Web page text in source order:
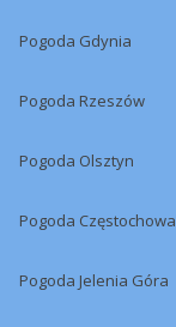
Pogoda Gdynia
Pogoda Rzeszów
Pogoda Olsztyn
Pogoda Częstochowa
Pogoda Jelenia Góra